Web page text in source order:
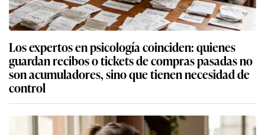
Los expertos en psicología coinciden: quienes
guardan recibos o tickets de compras pasadas no
son acumuladores, sino que tienen necesidad de
control